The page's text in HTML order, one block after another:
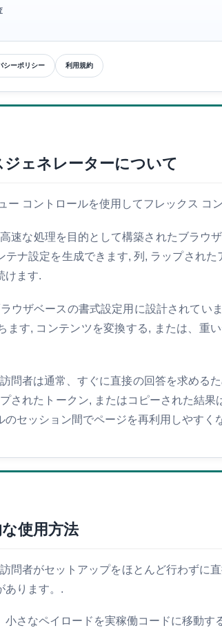
シーポリシー 利用規約
ェネレーターについて
ー コントロールを使用してフレックス コ
速な処理を目的として構築されたブラウ
テナ設定を生成できます, 列, ラップされ
けます.
ウザベースの書式設定用に設計されて
ます, コンテンツを変換する, または、重
問者は通常、すぐに直接の回答を求める
されたトークン, またはコピーされた結
のセッション間でページを再利用しやすく
使用方法
問者がセットアップをほとんど行わずに
あります。.
小さなペイロードを実稼働コードに移動